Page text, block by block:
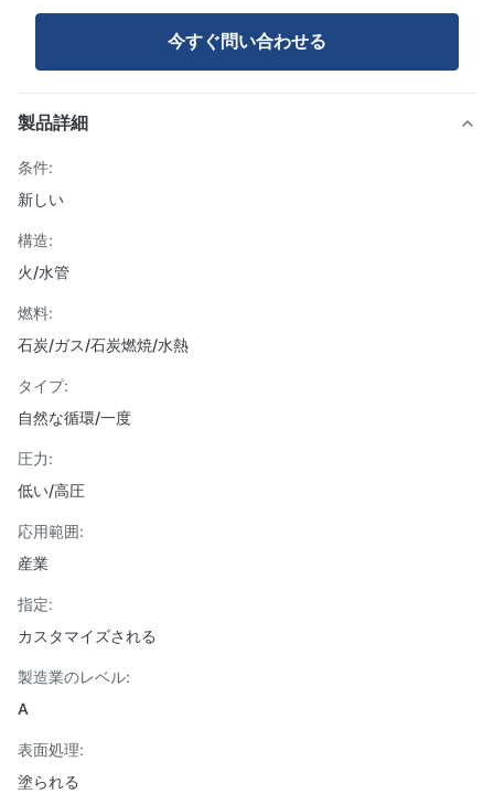
今すぐ問い合わせる
製品詳細
条件:
新しい
構造:
火/水管
燃料:
石炭/ガス/石炭燃焼/水熱
タイプ:
自然な循環/一度
圧力:
低い/高圧
応用範囲:
産業
指定:
カスタマイズされる
製造業のレベル:
A
表面処理:
塗られる